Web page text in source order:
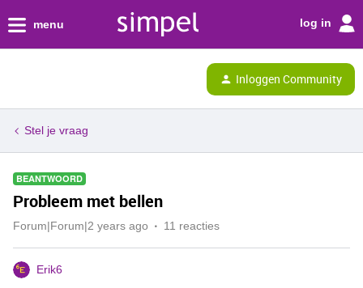
menu log in
Inloggen Community
Stel je vraag
BEANTWOORD
Probleem met bellen
Forum|Forum|2 years ago 11 reacties
Erik6